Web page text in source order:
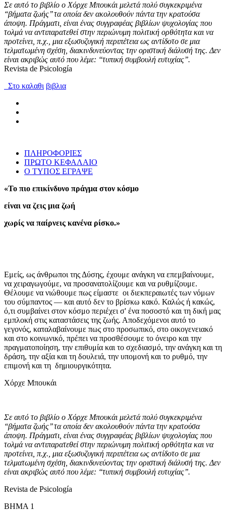
Σε αυτό το βιβλίο ο Χόρχε Μπουκάι μελετά πολύ συγκεκριμένα
‘‘βήματα ζωής’’ τα οποία δεν ακολουθούν πάντα την κρατούσα
άποψη. Πράγματι, είναι ένας συγγραφέας βιβλίων ψυχολογίας που
τολμά να αντιπαρατεθεί στην περιώνυμη πολιτική ορθότητα και να
προτείνει, π.χ., μια εξωσυζυγική περιπέτεια ως αντίδοτο σε μια
τελματωμένη σχέση, διακινδυνεύοντας την οριστική διάλυσή της. Δεν
είναι ακριβώς αυτό που λέμε: ‘‘τυπική συμβουλή ευτυχίας’’.
Revista de Psicología
Στο καλαθι βιβλια
ΠΛΗΡΟΦΟΡΙΕΣ
ΠΡΩΤΟ ΚΕΦΑΛΑΙΟ
Ο ΤΥΠΟΣ ΕΓΡΑΨΕ
«Το πιο επικίνδυνο πράγμα στον κόσμο
είναι να ζεις μια ζωή
χωρίς να παίρνεις κανένα ρίσκο.»
Εμείς, ως άνθρωποι της Δύσης, έχουμε ανάγκη να επεμβαίνουμε,
να χειραγωγούμε, να προσανατολίζουμε και να ρυθμίζουμε.
Θέλουμε να νιώθουμε πως είμαστε οι διεκπεραιωτές των νόμων
του σύμπαντος — και αυτό δεν το βρίσκω κακό. Καλώς ή κακώς,
ό,τι συμβαίνει στον κόσμο περιέχει σ' ένα ποσοστό και τη δική μας
εμπλοκή στις καταστάσεις της ζωής. Αποδεχόμενοι αυτό το
γεγονός, καταλαβαίνουμε πως στο προσωπικό, στο οικογενειακό
και στο κοινωνικό, πρέπει να προσθέσουμε το όνειρο και την
πραγματοποίηση, την επιθυμία και το σχεδιασμό, την ανάγκη και τη
δράση, την αξία και τη δουλειά, την υπομονή και το ρυθμό, την
επιμονή και τη δημιουργικότητα.
Χόρχε Μπουκάι
Σε αυτό το βιβλίο ο Χόρχε Μπουκάι μελετά πολύ συγκεκριμένα
‘‘βήματα ζωής’’ τα οποία δεν ακολουθούν πάντα την κρατούσα
άποψη. Πράγματι, είναι ένας συγγραφέας βιβλίων ψυχολογίας που
τολμά να αντιπαρατεθεί στην περιώνυμη πολιτική ορθότητα και να
προτείνει, π.χ., μια εξωσυζυγική περιπέτεια ως αντίδοτο σε μια
τελματωμένη σχέση, διακινδυνεύοντας την οριστική διάλυσή της. Δεν
είναι ακριβώς αυτό που λέμε: ‘‘τυπική συμβουλή ευτυχίας’’.
Revista de Psicología
ΒΗΜΑ 1